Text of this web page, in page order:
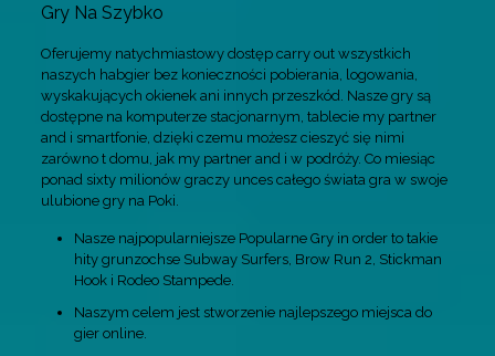
Gry Na Szybko
Oferujemy natychmiastowy dostęp carry out wszystkich
naszych habgier bez konieczności pobierania, logowania,
wyskakujących okienek ani innych przeszkód. Nasze gry są
dostępne na komputerze stacjonarnym, tablecie my partner
and i smartfonie, dzięki czemu możesz cieszyć się nimi
zarówno t domu, jak my partner and i w podróży. Co miesiąc
ponad sixty milionów graczy unces całego świata gra w swoje
ulubione gry na Poki.
Nasze najpopularniejsze Popularne Gry in order to takie
hity grunzochse Subway Surfers, Brow Run 2, Stickman
Hook i Rodeo Stampede.
Naszym celem jest stworzenie najlepszego miejsca do
gier online.